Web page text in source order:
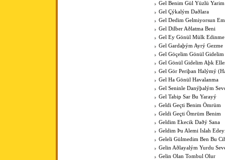
Gel Benim Gül Yüzlü Yarim
Gel Çýkalým Daðlara
Gel Dedim Gelmiyorsun
Gel Dilber Aðlatma Beni
Gel Ey Gönül Mülk
Gel Gardaþým Ayrý Gezme
Gel Göçelim Gönül Gidelim
Gel Gönül Gidelim Aþk
Gel Gör Periþan Halýmý
Gel Ha Gönül Havalanma
Gel Seninle Danýþalým
Gel Tabip Sar Bu Yarayý
Geldi Geçti Benim Ömrüm
Geldi Geçti Ömrüm Benim
Geldim Ekecik Daðý Sana
Geldim Þu Alemi Islah
Geleli Gülmedim Ben Bu
Gelin Aðlayalým Yurdu
Gelin Olan Tombul Olur